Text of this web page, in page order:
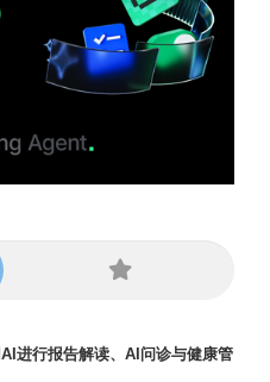
进行报告解读、AI问诊与健康管